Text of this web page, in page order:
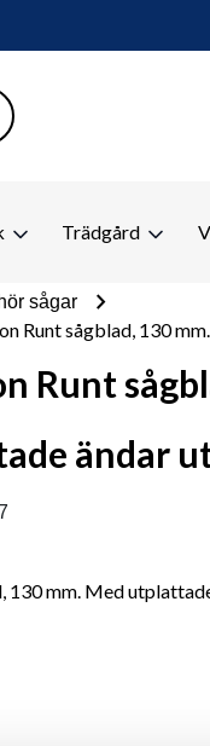
Trädgård
sågar chevron_right
Runt sågblad, 130
Runt
ändar
130 mm. Med